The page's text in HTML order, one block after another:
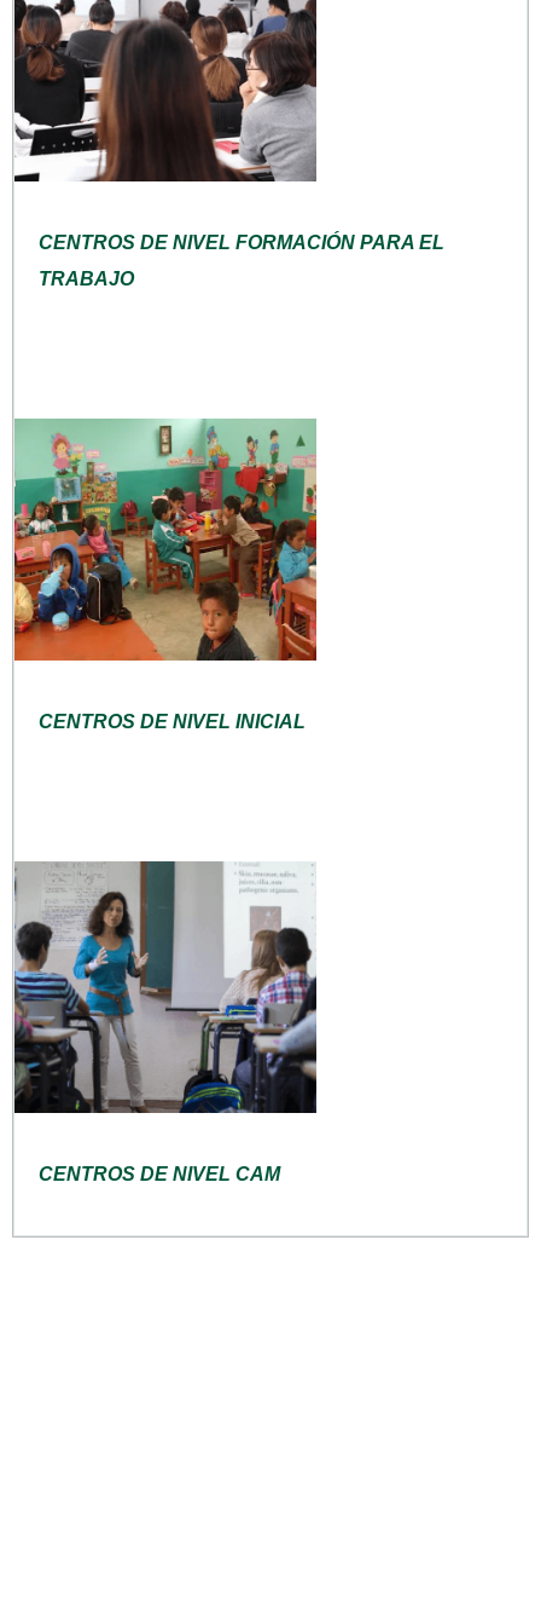
CENTROS DE NIVEL FORMACIÓN PARA EL
TRABAJO
CENTROS DE NIVEL INICIAL
CENTROS DE NIVEL CAM